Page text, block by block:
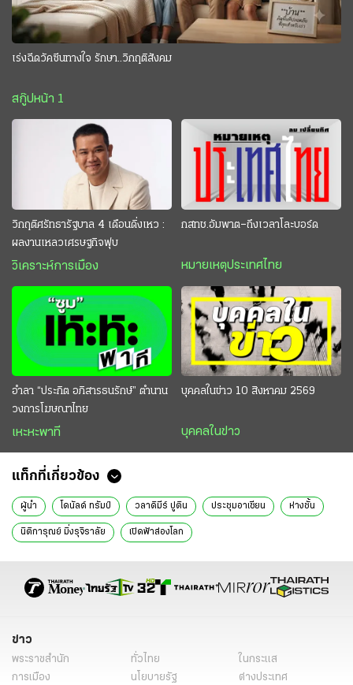
เร่งฉีดวัคซีนทางใจ รักษา..วิกฤติสังคม
สกู๊ปหน้า 1
วิกฤติศรัทธารัฐบาล 4 เดือนดิ่งเหว :
ผลงานเหลวเศรษฐกิจฟุบ
วิเคราะห์การเมือง
กสทช.อัมพาต–ถึงเวลาโละบอร์ด
หมายเหตุประเทศไทย
อำลา “ประกิต อภิสารธนรักษ์” ตำนาน
วงการโฆษณาไทย
เหะหะพาที
บุคคลในข่าว 10 สิงหาคม 2569
บุคคลในข่าว
แท็กที่เกี่ยวข้อง
ผู้นำ โดนัลด์ ทรัมป์ วลาดิมีร์ ปูติน ประชุมอาเซียน ห่างชั้น
นิติการุณย์ มิ่งรุจิราลัย เปิดฟ้าส่องโลก
ข่าว
พระราชสำนัก ทั่วไทย
ในกระแส
การเมือง
นโยบายรัฐ
ต่างประเทศ